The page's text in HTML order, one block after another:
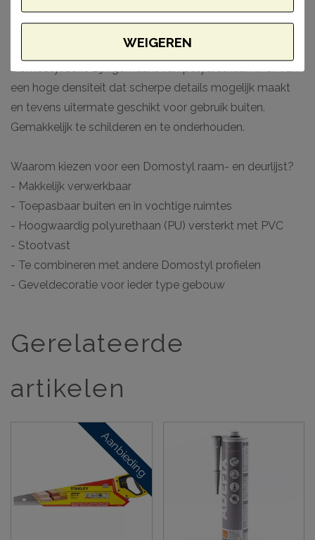
van de andere series qua weerbestendigheid en
stootvastheid. Van strak vormgegeven profielen tot aan
gedetailleerde elementen. De producten uit de
Domostyl serie zijn gemaakt van polyurethaan (PU) van
een hoge densiteit dat scherpe details mogelijk maakt
en tevens uitermate geschikt voor gebruik buiten.
Gemakkelijk te schilderen en te onderhouden.
Waarom kiezen voor een Domostyl raam- en deurlijst?
- Makkelijk verwerkbaar
- Toepasbaar buiten en in vochtige ruimtes
- Hoogwaardig polyurethaan (PU) versterkt met PVC
- Stootvast
- Te combineren met andere Domostyl profielen
- Geveldecoratie voor ieder type gebouw
Gerelateerde
artikelen
Aanbieding
WEIGEREN